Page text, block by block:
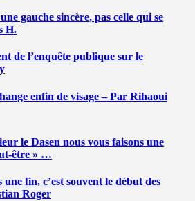
gauche sincère, pas celle qui se
H.
de l’enquête publique sur le
enfin de visage – Par Rihaoui
le Dasen nous vous faisons une
être » …
une fin, c’est souvent le début des
Roger